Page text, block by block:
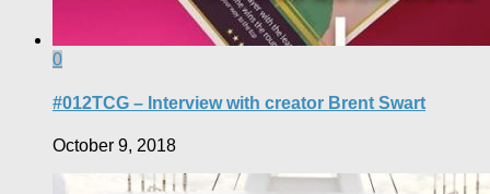
0
#012TCG – Interview with creator Brent Swart
October 9, 2018